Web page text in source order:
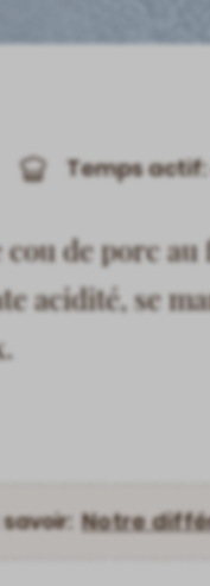
Temps
de porc
acidité, se
Notre